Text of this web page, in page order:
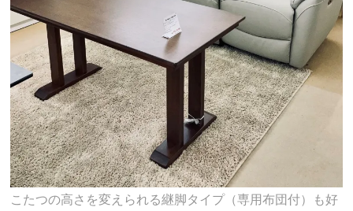
こたつの高さを変えられる継脚タイプ（専用布団付）も好